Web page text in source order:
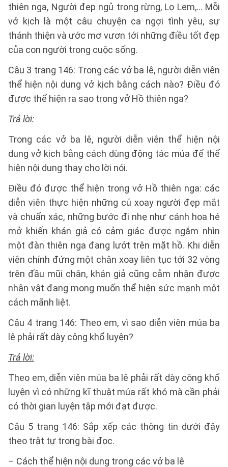
thiên nga, Người đẹp ngủ trong rừng, Lọ Lem,... Mỗi
vở kịch là một câu chuyện ca ngợi tình yêu, sự
thánh thiện và ước mơ vươn tới những điều tốt đẹp
của con người trong cuộc sống.
Câu 3 trang 146: Trong các vở ba lê, người diễn viên
thể hiện nội dung vở kịch bằng cách nào? Điều đó
được thể hiện ra sao trong vở Hồ thiên nga?
Trả lời:
Trong các vở ba lê, người diễn viên thể hiện nội
dung vở kịch bằng cách dùng động tác múa để thể
hiện nội dung thay cho lời nói.
Điều đó được thể hiện trong vở Hồ thiên nga: các
diễn viên thực hiện những cú xoay người đẹp mắt
và chuẩn xác, những bước đi nhẹ như cánh hoa hé
mở khiến khán giả có cảm giác được ngắm nhìn
một đàn thiên nga đang lướt trên mặt hồ. Khi diễn
viên chính đứng một chân xoay liên tục tới 32 vòng
trên đầu mũi chân, khán giả cũng cảm nhận được
nhân vật đang mong muốn thể hiện sức mạnh một
cách mãnh liệt.
Câu 4 trang 146: Theo em, vì sao diễn viên múa ba
lê phải rất dày công khổ luyện?
Trả lời:
Theo em, diễn viên múa ba lê phải rất dày công khổ
luyện vì có những kĩ thuật múa rất khó mà cần phải
có thời gian luyện tập mới đạt được.
Câu 5 trang 146: Sắp xếp các thông tin dưới đây
theo trật tự trong bài đọc.
– Cách thể hiện nội dung trong các vở ba lê